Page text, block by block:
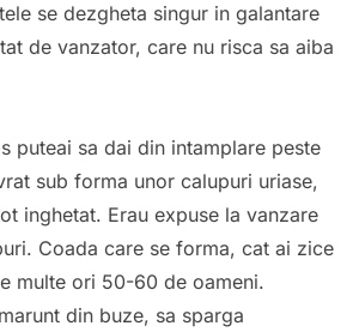
se dezgheta singur in galantare
de vanzator, care nu risca sa aiba
puteai sa dai din intamplare peste
sub forma unor calupuri uriase,
inghetat. Erau expuse la vanzare
Coada care se forma, cat ai zice
multe ori 50-60 de oameni.
din buze, sa sparga